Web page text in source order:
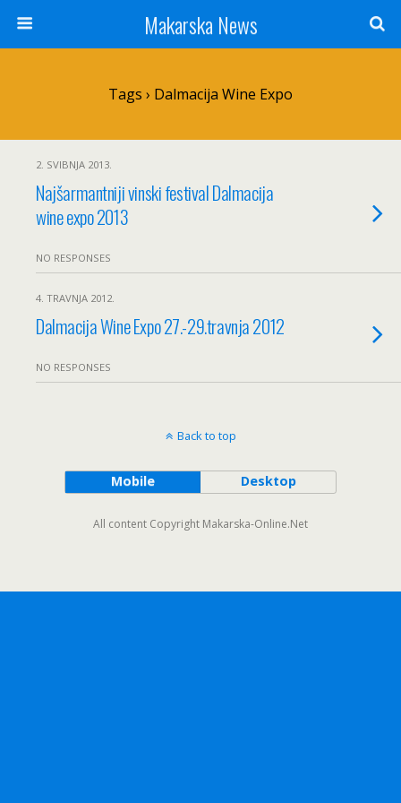
Makarska News
Tags › Dalmacija Wine Expo
2. SVIBNJA 2013.
Najšarmantniji vinski festival Dalmacija
wine expo 2013
NO RESPONSES
4. TRAVNJA 2012.
Dalmacija Wine Expo 27.-29.travnja 2012
NO RESPONSES
Back to top
Mobile Desktop
All content Copyright Makarska-Online.Net